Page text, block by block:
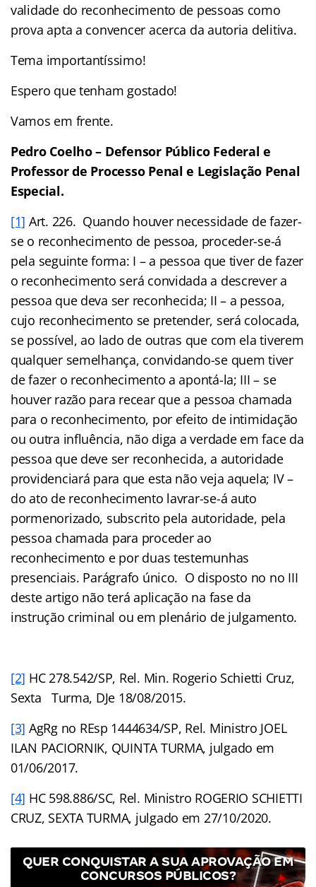
validade do reconhecimento de pessoas como
prova apta a convencer acerca da autoria delitiva.
Tema importantíssimo!
Espero que tenham gostado!
Vamos em frente.
Pedro Coelho – Defensor Público Federal e
Professor de Processo Penal e Legislação Penal
Especial.
[1] Art. 226. Quando houver necessidade de fazer-
se o reconhecimento de pessoa, proceder-se-á
pela seguinte forma: I – a pessoa que tiver de fazer
o reconhecimento será convidada a descrever a
pessoa que deva ser reconhecida; II – a pessoa,
cujo reconhecimento se pretender, será colocada,
se possível, ao lado de outras que com ela tiverem
qualquer semelhança, convidando-se quem tiver
de fazer o reconhecimento a apontá-la; III – se
houver razão para recear que a pessoa chamada
para o reconhecimento, por efeito de intimidação
ou outra influência, não diga a verdade em face da
pessoa que deve ser reconhecida, a autoridade
providenciará para que esta não veja aquela; IV –
do ato de reconhecimento lavrar-se-á auto
pormenorizado, subscrito pela autoridade, pela
pessoa chamada para proceder ao
reconhecimento e por duas testemunhas
presenciais. Parágrafo único. O disposto no no III
deste artigo não terá aplicação na fase da
instrução criminal ou em plenário de julgamento.
[2] HC 278.542/SP, Rel. Min. Rogerio Schietti Cruz,
Sexta Turma, DJe 18/08/2015.
[3] AgRg no REsp 1444634/SP, Rel. Ministro JOEL
ILAN PACIORNIK, QUINTA TURMA, julgado em
01/06/2017.
[4] HC 598.886/SC, Rel. Ministro ROGERIO SCHIETTI
CRUZ, SEXTA TURMA, julgado em 27/10/2020.
QUER CONQUISTAR A SUA APROVAÇÃO EM
CONCURSOS PÚBLICOS?